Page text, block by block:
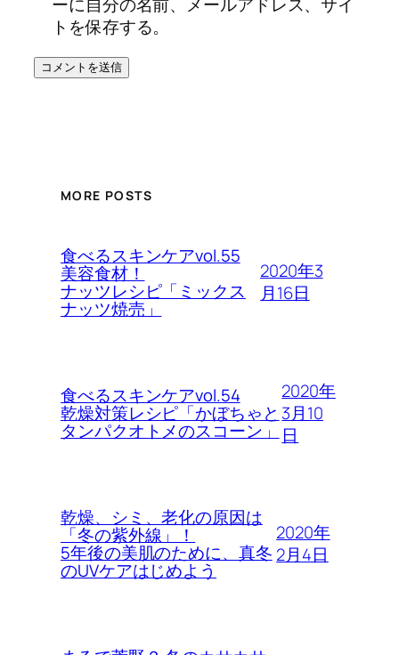
トを保存する。
MORE POSTS
食べるスキンケアvol.55
美容食材！
ナッツレシピ「ミックス
ナッツ焼売」
2020年3
月16日
食べるスキンケアvol.54
乾燥対策レシピ「かぼちゃと
タンパクオトメのスコーン」
2020年
3月10
日
乾燥、シミ、老化の原因は
「冬の紫外線」！
5年後の美肌のために、真冬
のUVケアはじめよう
2020年
2月4日